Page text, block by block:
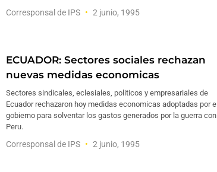
Corresponsal de IPS 2 junio, 1995
ECUADOR: Sectores sociales rechazan
nuevas medidas economicas
Sectores sindicales, eclesiales, politicos y empresariales de
Ecuador rechazaron hoy medidas economicas adoptadas por el
gobierno para solventar los gastos generados por la guerra con
Peru.
Corresponsal de IPS 2 junio, 1995